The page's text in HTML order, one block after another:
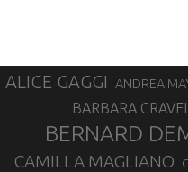
ALICE GAGGI ANDREA
BARBARA
BERNARD
CAMILLA MAGLIANO